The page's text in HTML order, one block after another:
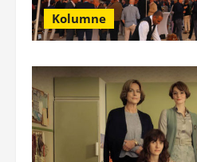
Kolumne